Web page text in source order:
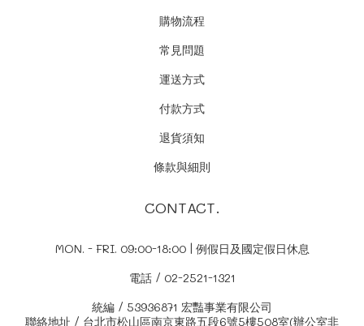
購物流程
常見問題
運送方式
付款方式
退貨須知
條款與細則
CONTACT.
MON. - FRI. 09:00-18:00 | 例假日及國定假日休息
電話 / 02-2521-1321
統編 / 53936871 宏豔事業有限公司
聯絡地址 / 台北市松山區南京東路五段6號5樓508室(辦公室非